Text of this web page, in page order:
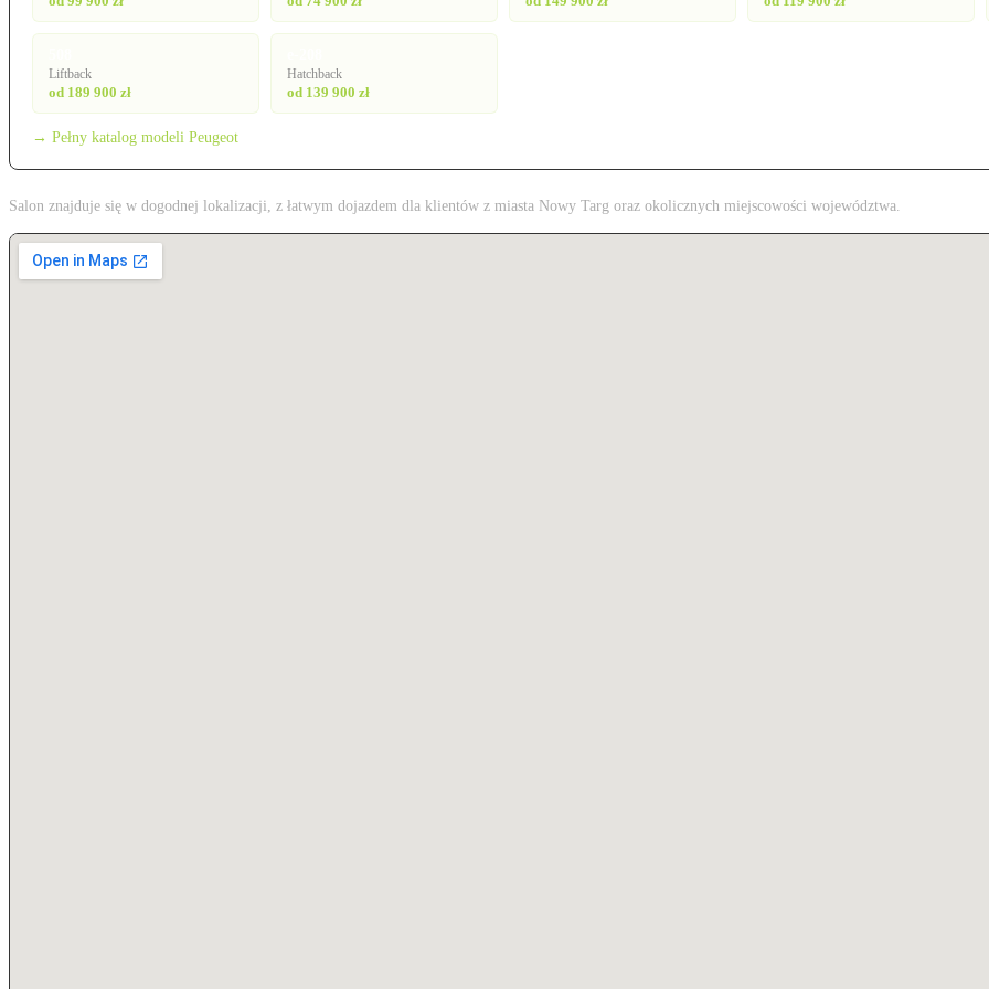
Liftback
od 189 900 zł
Hatchback
od 139 900 zł
→ Pełny katalog modeli Peugeot
Salon znajduje się w dogodnej lokalizacji, z łatwym dojazdem dla klientów z miasta Nowy Targ oraz okolicznych miejscowości województwa.